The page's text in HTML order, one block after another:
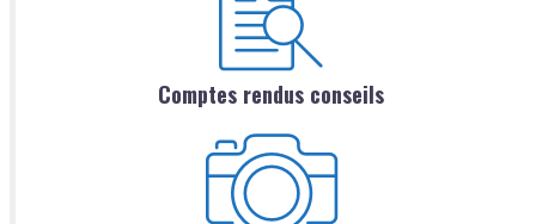
Comptes rendus conseils